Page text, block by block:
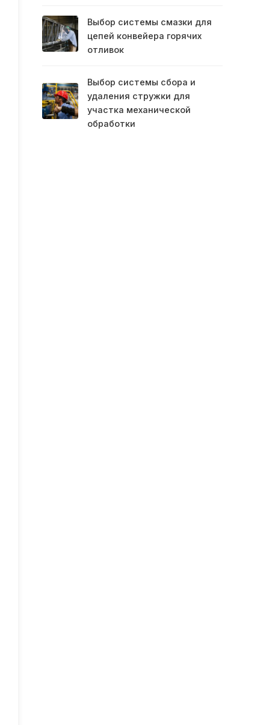
Выбор системы смазки для
цепей конвейера горячих
отливок
Выбор системы сбора и
удаления стружки для
участка механической
обработки